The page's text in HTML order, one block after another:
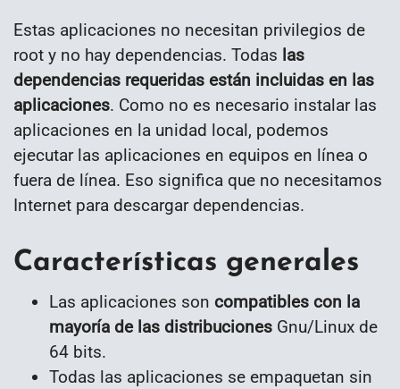
Estas aplicaciones no necesitan privilegios de
root y no hay dependencias. Todas las
dependencias requeridas están incluidas en las
aplicaciones. Como no es necesario instalar las
aplicaciones en la unidad local, podemos
ejecutar las aplicaciones en equipos en línea o
fuera de línea. Eso significa que no necesitamos
Internet para descargar dependencias.
Características generales
Las aplicaciones son compatibles con la
mayoría de las distribuciones Gnu/Linux de
64 bits.
Todas las aplicaciones se empaquetan sin